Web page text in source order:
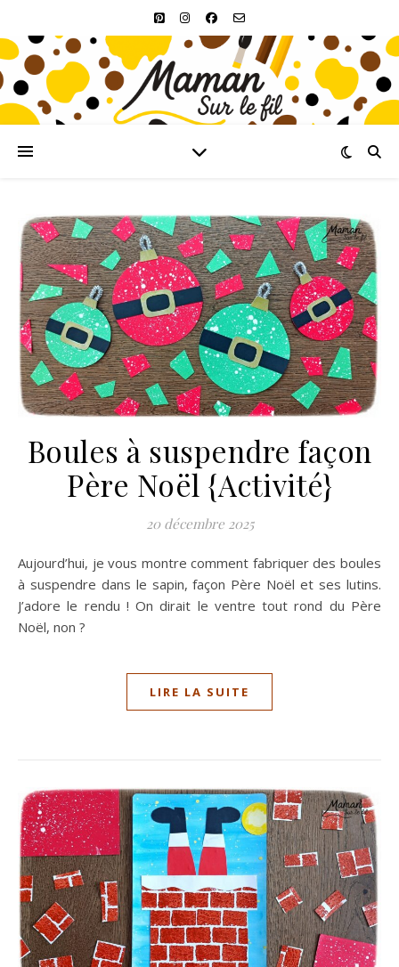
Boules à suspendre façon
Père Noël {Activité}
20 décembre 2025
Aujourd’hui, je vous montre comment fabriquer des boules
à suspendre dans le sapin, façon Père Noël et ses lutins.
J’adore le rendu ! On dirait le ventre tout rond du Père
Noël, non ?
LIRE LA SUITE